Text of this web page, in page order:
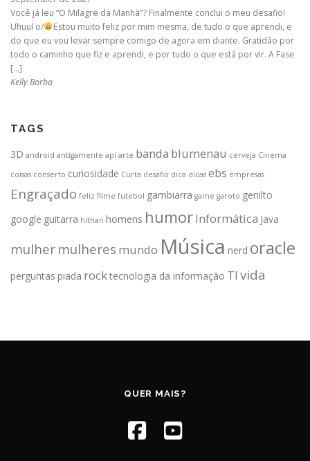
Você já leu “O Milagre da Manhã”? Finalmente conclui o meu desafio!
Uhuul o/
Estou muito feliz por mim mesma, de tudo o que aprendi, e
do que eu vou levar sempre comigo de agora em diante. Gratidão por
todo o caminho que fiz e aprendi, e por tudo o que está por vir. A Fase
[…]
Kelly Borba
TAGS
3D android antigamente api arte banda blumenau cerveja Cinema
coisas conserto curiosidade Curta desafio dica dicas ebs empresas
Engraçado feliz filme futebol gambiarra game garoto genilto
google guitarra hithan homens humorInformática Java
mulher mulheres mundo Música nerd oracle
perguntas piada rocktecnologia da informação TI vida
QUER MAIS?